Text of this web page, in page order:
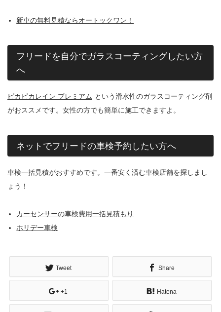
新車の無料見積ならオートックワン！
フリードを自分でガラスコーティングしたい方
へ
ピカピカレイン プレミアム という滑水性のガラスコーティング剤
がおススメです。女性の方でも簡単に施工できますよ。
ネットでフリードの車検予約したい方へ
車検一括見積がおすすめです。一番安く済む車検店舗を探しまし
ょう！
カーセンサーの車検費用一括見積もり
ホリデー車検
Tweet Share
+1 Hatena